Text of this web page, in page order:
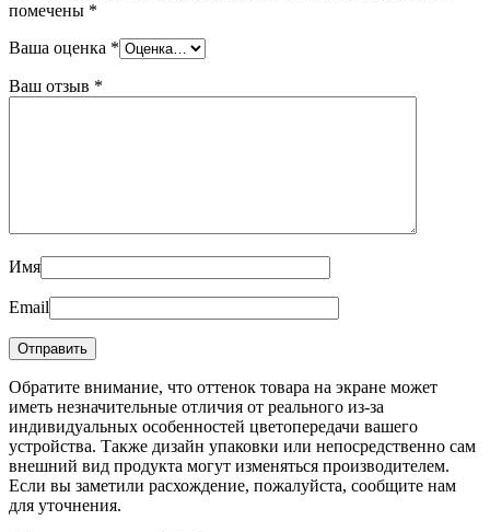
помечены *
Ваша оценка *
Ваш отзыв *
Имя
Email
Обратите внимание, что оттенок товара на экране может
иметь незначительные отличия от реального из-за
индивидуальных особенностей цветопередачи вашего
устройства. Также дизайн упаковки или непосредственно сам
внешний вид продукта могут изменяться производителем.
Если вы заметили расхождение, пожалуйста, сообщите нам
для уточнения.